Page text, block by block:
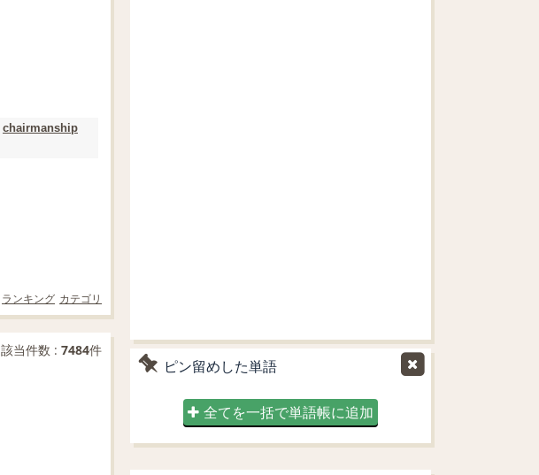
chairmanship
ランキング カテゴリ
該当件数 : 7484件
ピン留めした単語
全てを一括で単語帳に追加